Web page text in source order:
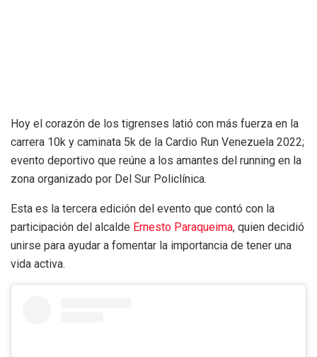
Hoy el corazón de los tigrenses latió con más fuerza en la
carrera 10k y caminata 5k de la Cardio Run Venezuela 2022;
evento deportivo que reúne a los amantes del running en la
zona organizado por Del Sur Policlínica.
Esta es la tercera edición del evento que contó con la
participación del alcalde Ernesto Paraqueima, quien decidió
unirse para ayudar a fomentar la importancia de tener una
vida activa.